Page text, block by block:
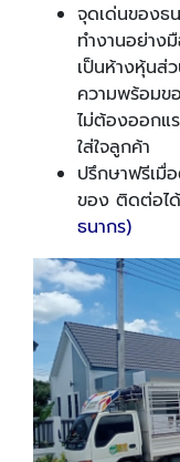
จุดเด่นของธ
ทำงานอย่าง
เป็นห้างหุ้นส่
ความพร้อมข
ไม่ต้องออกแ
ใส่ใจลูกค้า
ปรึกษาฟรีเมื่
ของ ติดต่อไ
ธนากร)